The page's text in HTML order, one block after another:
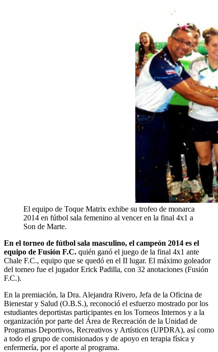
El equipo de Toque Matrix exhibe su trofeo de monarca
2014 en fútbol sala femenino al vencer en la final 4x1 a
Son de Marte.
En el torneo de fútbol sala masculino, el campeón 2014 es el
equipo de Fusión F.C. quién ganó el juego de la final 4x1 ante
Chale F.C., equipo que se quedó en el II lugar. El máximo goleador
del torneo fue el jugador Erick Padilla, con 32 anotaciones (Fusión
F.C.).
En la premiación, la Dra. Alejandra Rivero, Jefa de la Oficina de
Bienestar y Salud (O.B.S.), reconoció el esfuerzo mostrado por los
estudiantes deportistas participantes en los Torneos Internos y a la
organización por parte del Área de Recreación de la Unidad de
Programas Deportivos, Recreativos y Artísticos (UPDRA), así como
a todo el grupo de comisionados y de apoyo en terapia física y
enfermería, por el aporte al programa.